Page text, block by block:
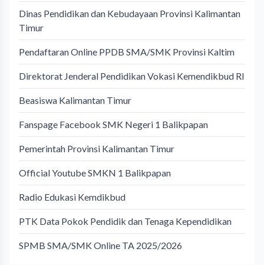
Dinas Pendidikan dan Kebudayaan Provinsi Kalimantan
Timur
Pendaftaran Online PPDB SMA/SMK Provinsi Kaltim
Direktorat Jenderal Pendidikan Vokasi Kemendikbud RI
Beasiswa Kalimantan Timur
Fanspage Facebook SMK Negeri 1 Balikpapan
Pemerintah Provinsi Kalimantan Timur
Official Youtube SMKN 1 Balikpapan
Radio Edukasi Kemdikbud
PTK Data Pokok Pendidik dan Tenaga Kependidikan
SPMB SMA/SMK Online TA 2025/2026